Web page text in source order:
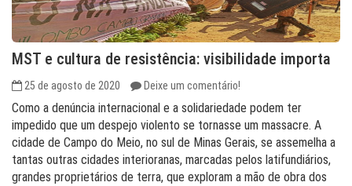
MST e cultura de resistência: visibilidade importa
25 de agosto de 2020 Deixe um comentário!
Como a denúncia internacional e a solidariedade podem ter
impedido que um despejo violento se tornasse um massacre. A
cidade de Campo do Meio, no sul de Minas Gerais, se assemelha a
tantas outras cidades interioranas, marcadas pelos latifundiários,
grandes proprietários de terra, que exploram a mão de obra dos